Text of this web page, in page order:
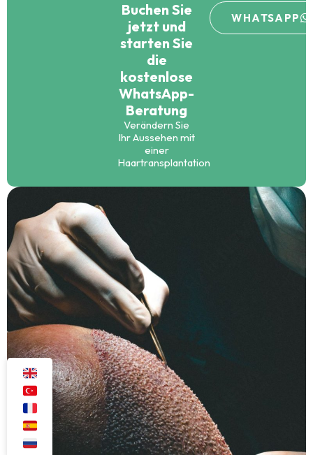
Buchen Sie
jetzt und
starten Sie
die
kostenlose
WhatsApp-
Beratung
Verändern Sie
Ihr Aussehen mit
einer
Haartransplantation
WHATSAPP